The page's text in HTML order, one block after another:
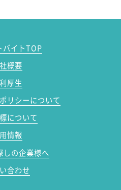
バイトTOP
概要
厚生
リシーについて
について
情報
しの企業様へ
合わせ